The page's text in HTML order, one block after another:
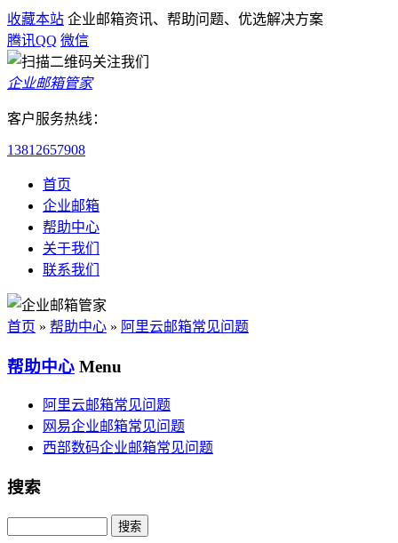
收藏本站 企业邮箱资讯、帮助问题、优选解决方案
腾讯QQ 微信
企业邮箱管家
客户服务热线：
13812657908
首页
企业邮箱
帮助中心
关于我们
联系我们
首页 » 帮助中心 » 阿里云邮箱常见问题
帮助中心 Menu
阿里云邮箱常见问题
网易企业邮箱常见问题
西部数码企业邮箱常见问题
搜索
Search